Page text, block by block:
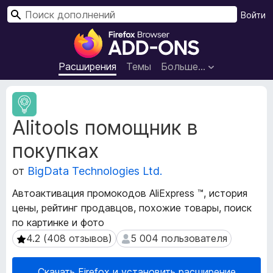
Д
о
п
о
е
н
я
л
я
р
а
у
Расширения Темы Больше…
Войти
П
Alitools помощник в
покупках
от BigData Technologies Ltd.
Автоактивация промокодов AliExpress ™, история
цены, рейтинг продавцов, похожие товары, поиск
по картинке и фото
4.2 (408 отзывов)
4.2 (408 отзывов) 5 004 пользователя
5 004 пользователя
М
е
т
а
д
а
н
н
ы
е
р
а